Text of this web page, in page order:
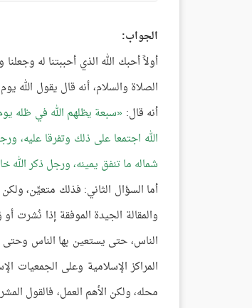
الجواب:
أولاً أحبك الله الذي أحببتنا له
الصلاة والسلام، أنه قال يقول الله
أنه قال: سبعة يظلهم الله في ظله
الله اجتمعا على ذلك وتفرقا
شماله ما تنفق يمينه، ورجل ذكر الله
أما السؤال الثاني: فذلك متعيِّن،
والمقالة الجيدة الموفقة إذا نُشرت
الناس، حتى يستعين بها الناس
المراكز الإسلامية وعلى الجمعيات
محله، ولكن الأهم العمل، فالقول